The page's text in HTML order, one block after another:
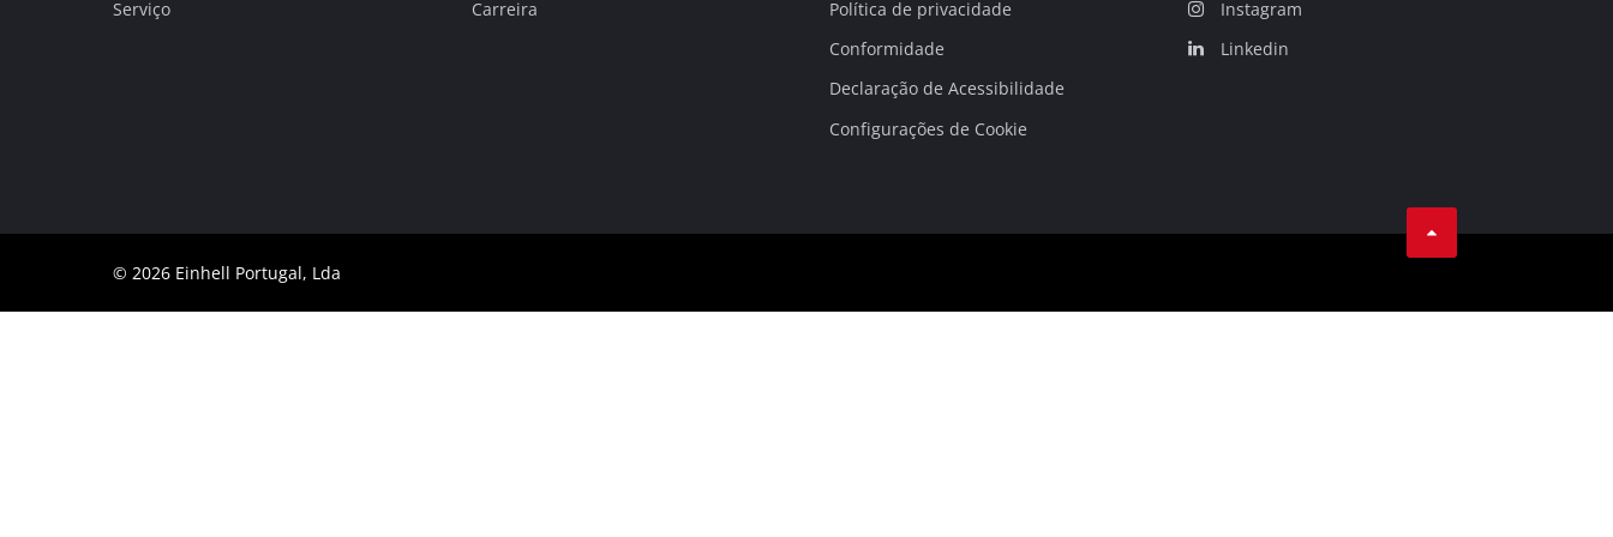
Serviço Carreira
Política de privacidade
Conformidade
Declaração de Acessibilidade
Configurações de Cookie
Instagram
Linkedin
© 2026 Einhell Portugal, Lda